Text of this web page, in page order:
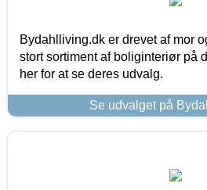
Bydahlliving.dk er drevet af mor
stort sortiment af boliginteriør på
her for at se deres udvalg.
Se udvalget på